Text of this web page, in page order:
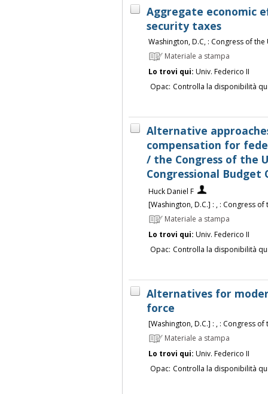
Aggregate economic
security taxes
Washington, D.C, : Congress of
Materiale a stampa
Lo trovi qui: Univ. Federico II
Opac: Controlla la disponibilità
Alternative
compensation for
/ the Congress of the
Congressional Budget
Huck Daniel F
[Washington, D.C.] : , : Congress
Materiale a stampa
Lo trovi qui: Univ. Federico II
Opac: Controlla la disponibilità
Alternatives for
force
[Washington, D.C.] : , : Congress
Materiale a stampa
Lo trovi qui: Univ. Federico II
Opac: Controlla la disponibilità